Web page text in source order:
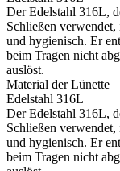
Der Edelstahl 316L,
Schließen
und hygienisch. Er
beim Tragen nicht
auslöst.
Material der Lünette
Edelstahl 316L
Der Edelstahl 316L,
Schließen
und hygienisch. Er
beim Tragen nicht